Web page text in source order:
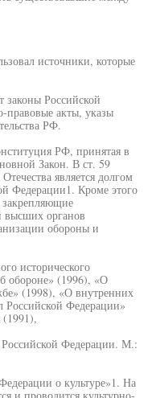
источники, которые
законы Российской
правовые акты, указы
РФ.
РФ, принятая в
Закон. В ст. 59
является долгом
Федерации1. Кроме этого
высших органов
обороны и
исторического
обороне» (1996), «О
(1998), «О внутренних
Российской Федерации»
Федерации. М.:
о культуре»1. На